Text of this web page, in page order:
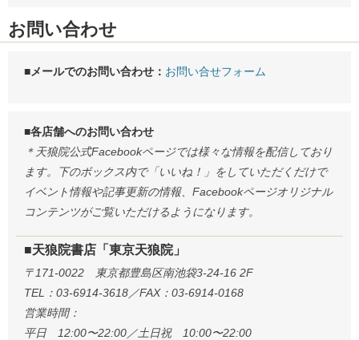
お問い合わせ
■メールでのお問い合わせ： お問い合せフォーム
■各店舗へのお問い合わせ
＊天狼院公式Facebookページでは様々な情報を配信しており
ます。下のボックス内で「いいね！」をしていただくだけで
イベント情報や記事更新の情報、Facebookページオリジナル
コンテンツがご覧いただけるようになります。
■天狼院書店「東京天狼院」
〒171-0022 東京都豊島区南池袋3-24-16 2F
TEL：03-6914-3618／FAX：03-6914-0168
営業時間：
平日 12:00〜22:00／土日祝 10:00〜22:00